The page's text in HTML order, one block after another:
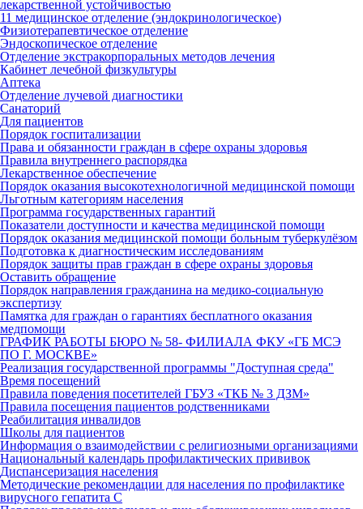
лекарственной устойчивостью
11 медицинское отделение (эндокринологическое)
Физиотерапевтическое отделение
Эндоскопическое отделение
Отделение экстракорпоральных методов лечения
Кабинет лечебной физкультуры
Аптека
Отделение лучевой диагностики
Санаторий
Для пациентов
Порядок госпитализации
Права и обязанности граждан в сфере охраны здоровья
Правила внутреннего распорядка
Лекарственное обеспечение
Порядок оказания высокотехнологичной медицинской помощи
Льготным категориям населения
Программа государственных гарантий
Показатели доступности и качества медицинской помощи
Порядок оказания медицинской помощи больным туберкулёзом
Подготовка к диагностическим исследованиям
Порядок защиты прав граждан в сфере охраны здоровья
Оставить обращение
Порядок направления гражданина на медико-социальную
экспертизу
Памятка для граждан о гарантиях бесплатного оказания
медпомощи
ГРАФИК РАБОТЫ БЮРО № 58- ФИЛИАЛА ФКУ «ГБ МСЭ
ПО Г. МОСКВЕ»
Реализация государственной программы "Доступная среда"
Время посещений
Правила поведения посетителей ГБУЗ «ТКБ № 3 ДЗМ»
Правила посещения пациентов родственниками
Реабилитация инвалидов
Школы для пациентов
Информация о взаимодействии с религиозными организациями
Национальный календарь профилактических прививок
Диспансеризация населения
Методические рекомендации для населения по профилактике
вирусного гепатита С